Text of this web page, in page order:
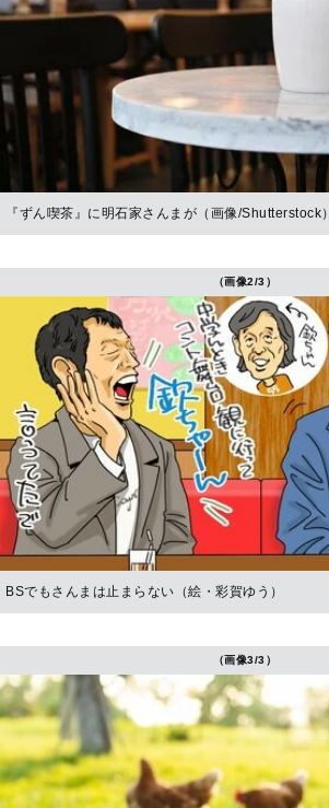
『ずん喫茶』に明石家さんまが（画像/Shutterstock）
（画像2/3）
BSでもさんまは止まらない（絵・彩賀ゆう）
（画像3/3）